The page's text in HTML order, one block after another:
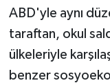
ABD'yle aynı
taraftan, okul
ülkeleriyle
benzer